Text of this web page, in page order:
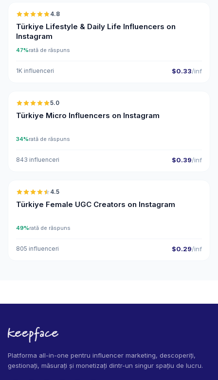
4.8
Türkiye Lifestyle & Daily Life Influencers on
Instagram
47%rată de răspuns
1K influenceri $0.33/inf
🇹🇷
5.0
Türkiye Micro Influencers on Instagram
34%rată de răspuns
843 influenceri $0.39/inf
🇹🇷
4.5
Türkiye Female UGC Creators on Instagram
49%rată de răspuns
805 influenceri $0.29/inf
Platforma all-in-one pentru influencer marketing, descoperiți,
gestionați, măsurați și monetizați dintr-un singur spațiu de lucru.